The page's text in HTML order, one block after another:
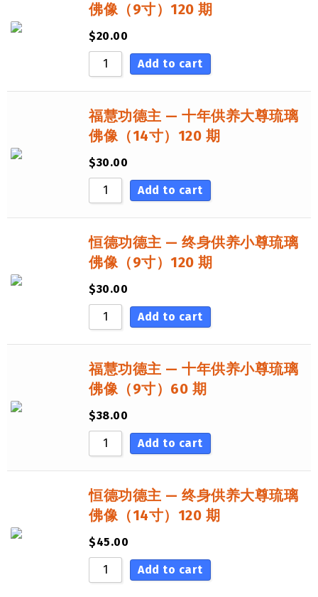
佛像（9寸）120 期
$20.00
Add to cart
福慧功德主 — 十年供养大尊琉璃
佛像（14寸）120 期
$30.00
Add to cart
恒德功德主 — 终身供养小尊琉璃
佛像（9寸）120 期
$30.00
Add to cart
福慧功德主 — 十年供养小尊琉璃
佛像（9寸）60 期
$38.00
Add to cart
恒德功德主 — 终身供养大尊琉璃
佛像（14寸）120 期
$45.00
Add to cart